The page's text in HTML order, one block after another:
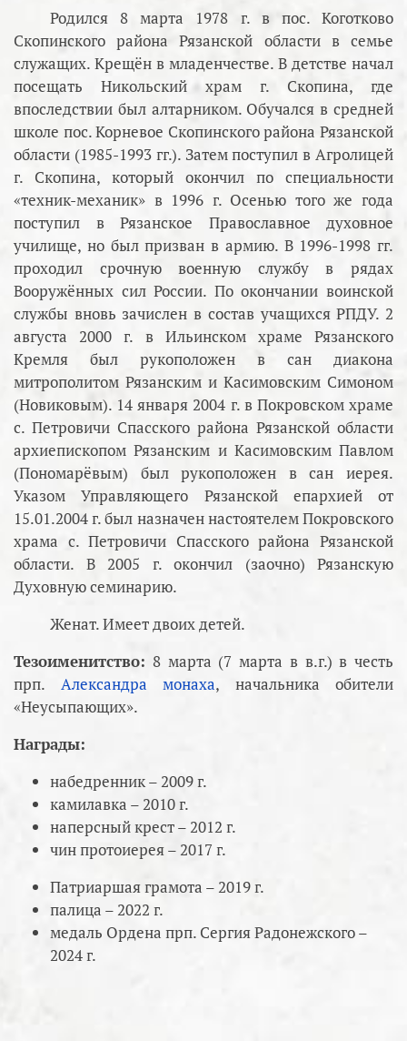
Родился 8 марта 1978 г. в пос. Коготково
Скопинского района Рязанской области в семье
служащих. Крещён в младенчестве. В детстве начал
посещать Никольский храм г. Скопина, где
впоследствии был алтарником. Обучался в средней
школе пос. Корневое Скопинского района Рязанской
области (1985-1993 гг.). Затем поступил в Агролицей
г. Скопина, который окончил по специальности
«техник-механик» в 1996 г. Осенью того же года
поступил в Рязанское Православное духовное
училище, но был призван в армию. В 1996-1998 гг.
проходил срочную военную службу в рядах
Вооружённых сил России. По окончании воинской
службы вновь зачислен в состав учащихся РПДУ. 2
августа 2000 г. в Ильинском храме Рязанского
Кремля был рукоположен в сан диакона
митрополитом Рязанским и Касимовским Симоном
(Новиковым). 14 января 2004 г. в Покровском храме
с. Петровичи Спасского района Рязанской области
архиепископом Рязанским и Касимовским Павлом
(Пономарёвым) был рукоположен в сан иерея.
Указом Управляющего Рязанской епархией от
15.01.2004 г. был назначен настоятелем Покровского
храма с. Петровичи Спасского района Рязанской
области. В 2005 г. окончил (заочно) Рязанскую
Духовную семинарию.
Женат. Имеет двоих детей.
Тезоименитство: 8 марта (7 марта в в.г.) в честь
прп. Александра монаха, начальника обители
«Неусыпающих».
Награды:
набедренник – 2009 г.
камилавка – 2010 г.
наперсный крест – 2012 г.
чин протоиерея – 2017 г.
Патриаршая грамота – 2019 г.
палица – 2022 г.
медаль Ордена прп. Сергия Радонежского –
2024 г.